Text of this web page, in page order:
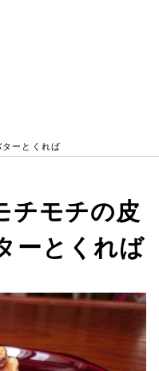
ーとくれば
チモチの皮
ーとくれば